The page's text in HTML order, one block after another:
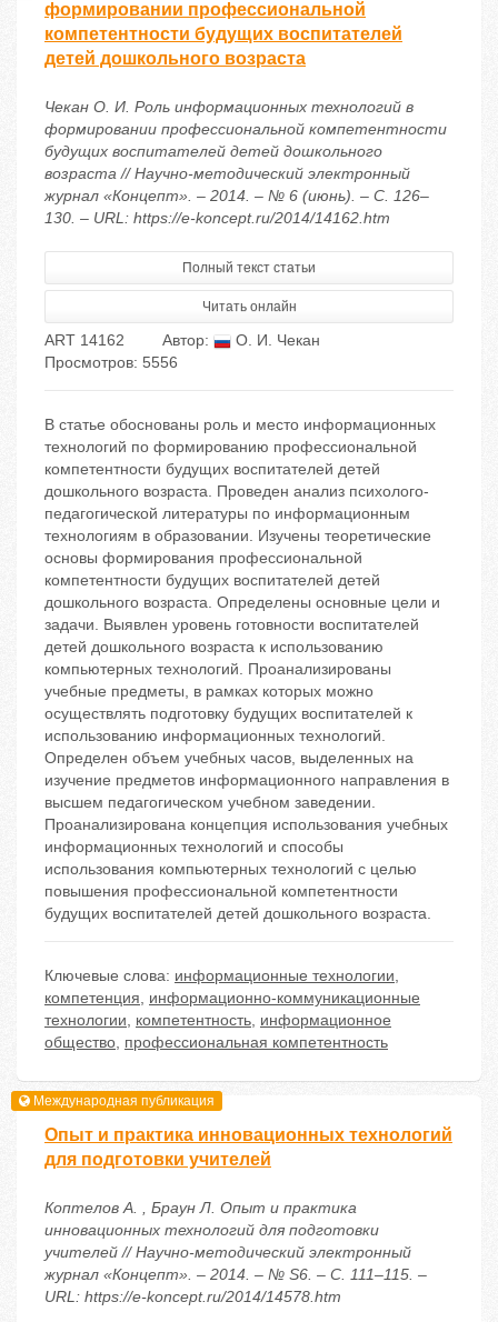
формировании профессиональной
компетентности будущих воспитателей
детей дошкольного возраста
Чекан О. И. Роль информационных технологий в
формировании профессиональной компетентности
будущих воспитателей детей дошкольного
возраста // Научно-методический электронный
журнал «Концепт». – 2014. – № 6 (июнь). – С. 126–
130. – URL: https://e-koncept.ru/2014/14162.htm
Полный текст статьи
Читать онлайн
ART 14162 Автор:
О. И. Чекан
Просмотров: 5556
В статье обоснованы роль и место информационных
технологий по формированию профессиональной
компетентности будущих воспитателей детей
дошкольного возраста. Проведен анализ психолого-
педагогической литературы по информационным
технологиям в образовании. Изучены теоретические
основы формирования профессиональной
компетентности будущих воспитателей детей
дошкольного возраста. Определены основные цели и
задачи. Выявлен уровень готовности воспитателей
детей дошкольного возраста к использованию
компьютерных технологий. Проанализированы
учебные предметы, в рамках которых можно
осуществлять подготовку будущих воспитателей к
использованию информационных технологий.
Определен объем учебных часов, выделенных на
изучение предметов информационного направления в
высшем педагогическом учебном заведении.
Проанализирована концепция использования учебных
информационных технологий и способы
использования компьютерных технологий с целью
повышения профессиональной компетентности
будущих воспитателей детей дошкольного возраста.
Ключевые слова: информационные технологии,
компетенция, информационно-коммуникационные
технологии, компетентность, информационное
общество, профессиональная компетентность
Международная публикация
Опыт и практика инновационных технологий
для подготовки учителей
Коптелов А. , Браун Л. Опыт и практика
инновационных технологий для подготовки
учителей // Научно-методический электронный
журнал «Концепт». – 2014. – № S6. – С. 111–115. –
URL: https://e-koncept.ru/2014/14578.htm